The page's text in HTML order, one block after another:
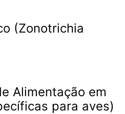
(Zonotrichia
Alimentação em
para aves)